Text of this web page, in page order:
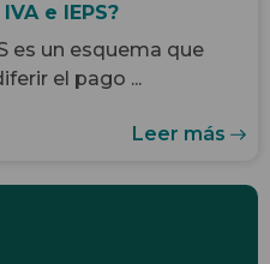
e IEPS?
es un esquema que
el pago ...
Leer más